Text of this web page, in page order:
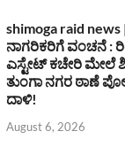
shimoga raid news
ನಾಗರಿಕರಿಗೆ ವಂಚನೆ
ಎಸ್ಟೇಟ್ ಕಚೇರಿ ಮೇಲೆ
ತುಂಗಾ ನಗರ ಠಾಣೆ
ದಾಳಿ!
August 6, 2026